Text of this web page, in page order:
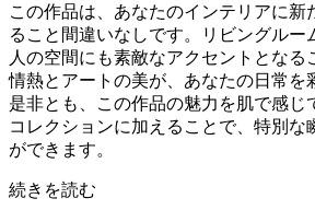
この作品は、あなたのインテリアに新
ること間違いなしです。リビングルー
人の空間にも素敵なアクセントとなる
情熱とアートの美が、あなたの日常を
是非とも、この作品の魅力を肌で感じ
コレクションに加えることで、特別な
ができます。
続きを読む